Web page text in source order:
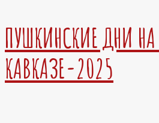
ПУШКИНСКИЕ ДНИ
КАВКАЗЕ-2025